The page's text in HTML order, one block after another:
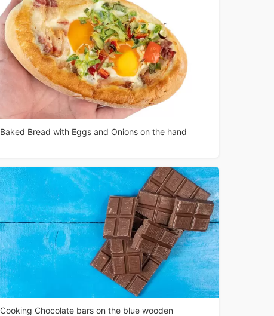
Baked Bread with Eggs and Onions on the hand
Cooking Chocolate bars on the blue wooden